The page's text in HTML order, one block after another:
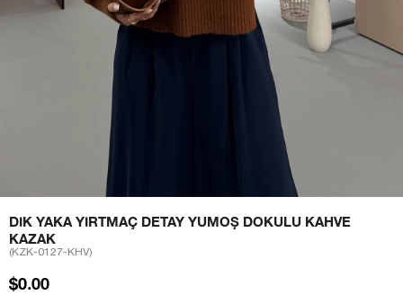
DIK YAKA YIRTMAÇ DETAY YUMOŞ DOKULU KAHVE
KAZAK
(KZK-0127-KHV)
$0.00